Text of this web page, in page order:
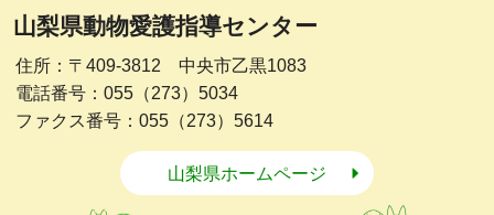
山梨県動物愛護指導センター
住所：〒409-3812 中央市乙黒1083
電話番号：055（273）5034
ファクス番号：055（273）5614
山梨県ホームページ